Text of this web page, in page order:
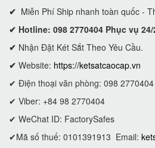
✔ Miễn Phí Ship nhanh toàn quốc -
✔ Hotline: 098 2770404 Phục vụ 24/
✔ Nhận Đặt Két Sắt Theo Yêu Cầu.
✔ Website: https://ketsatcaocap.vn
✔ Điện thoại văn phòng: 098 2770404
✔ Viber: +84 98 2770404
✔ WeChat ID: FactorySafes
✔Mã số thuế: 0101391913 Email: